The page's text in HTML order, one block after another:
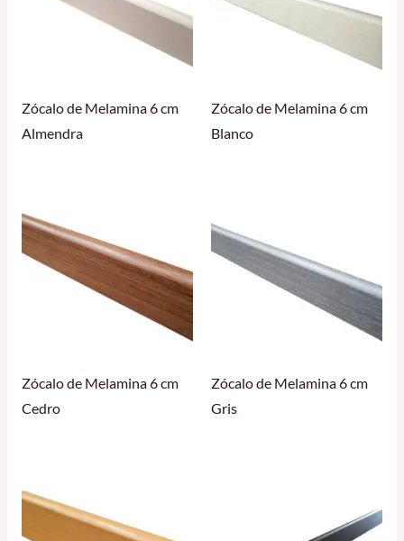
Zócalo de Melamina 6 cm
Almendra
Zócalo de Melamina 6 cm
Blanco
Zócalo de Melamina 6 cm
Cedro
Zócalo de Melamina 6 cm
Gris